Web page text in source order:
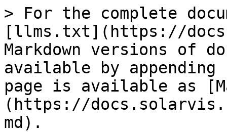
> For the complete
[llms.txt](https://
Markdown versions of
available by
page is available as
(https://
md).